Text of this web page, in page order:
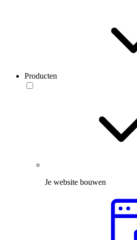
Producten
Je website bouwen